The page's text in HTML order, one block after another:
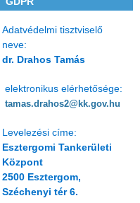
Adatvédelmi tisztviselő
neve:
dr. Drahos Tamás
elektronikus elérhetősége:
tamas.drahos2@kk.gov.hu
Levelezési címe:
Esztergomi Tankerületi
Központ
2500 Esztergom,
Széchenyi tér 6.